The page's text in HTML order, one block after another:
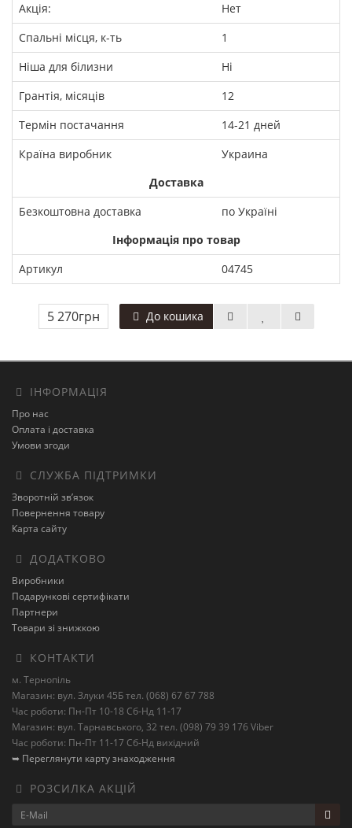
Акція:
Нет
Спальні місця, к-ть
1
Ніша для білизни
Ні
Грантія, місяців
12
Термін постачання
14-21 дней
Країна виробник
Украина
Доставка
Безкоштовна доставка
по Україні
Інформація про товар
Артикул
04745
5 270грн До кошика
ІНФОРМАЦІЯ
Про нас
Оплата і доставка
Умови згоди
СЛУЖБА ПІДТРИМКИ
Зворотній зв’язок
Повернення товару
Карта сайту
ДОДАТКОВО
Виробники
Подарункові сертифікати
Партнери
Товари зі знижкою
КОНТАКТИ
м. Тернопіль
Магазин: вул. Злуки 45Б тел. (068) 67 67 788
Час роботи: Пн-Пт 10-18 Сб-Нд 11-17
Магазин: вул. Тарнавського, 32 тел. (098) 79 39 176 Viber
Час роботи: Пн-Пт 11-17 Сб-Нд вихідний
➥ Переглянути карту знаходження
РОЗСИЛКА АКЦІЙ